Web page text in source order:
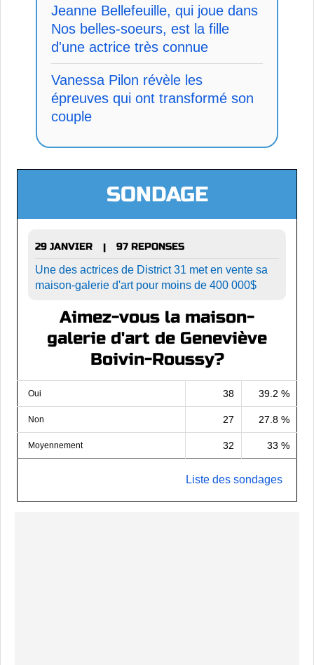
Jeanne Bellefeuille, qui joue dans
Nos belles-soeurs, est la fille
d'une actrice très connue
Vanessa Pilon révèle les
épreuves qui ont transformé son
couple
SONDAGE
29 JANVIER |
97 REPONSES
Une des actrices de District 31 met en vente sa
maison-galerie d'art pour moins de 400 000$
Aimez-vous la maison-
galerie d'art de Geneviève
Boivin-Roussy?
Oui 38 39.2 %
Non 27 27.8 %
Moyennement 32 33 %
Liste des sondages